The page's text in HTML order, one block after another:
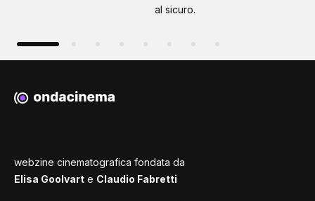
al sicuro.
webzine cinematografica fondata da
Elisa Goolvart e Claudio Fabretti